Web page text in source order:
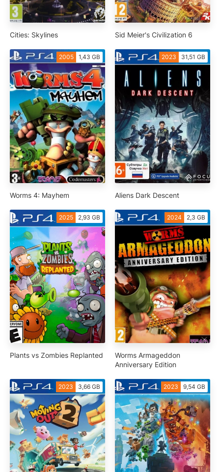
Cities: Skylines Sid Meier's Civilization 6
2005 1,43 GB
Worms 4: Mayhem
2023 31,51 GB
Aliens Dark Descent
2025 2,93 GB
Plants vs Zombies Replanted
2024 2,3 GB
Worms Armageddon
Anniversary Edition
2023 3,66 GB 2023 9,54 GB